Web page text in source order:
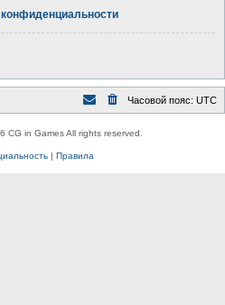
Часовой пояс: UTC
CG in Games All rights reserved.
| Правила